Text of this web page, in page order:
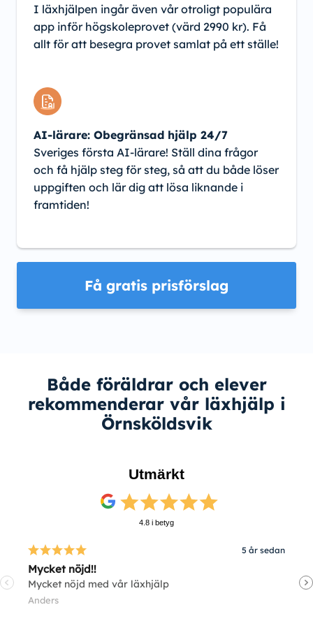
I läxhjälpen ingår även vår otroligt populära
app inför högskoleprovet (värd 2990 kr). Få
allt för att besegra provet samlat på ett ställe!
AI-lärare: Obegränsad hjälp 24/7
Sveriges första AI-lärare! Ställ dina frågor
och få hjälp steg för steg, så att du både löser
uppgiften och lär dig att lösa liknande i
framtiden!
Få gratis prisförslag
Både föräldrar och elever
rekommenderar vår läxhjälp i
Örnsköldsvik
Utmärkt
4.8 i betyg
5 år sedan
Mycket nöjd!!
Mycket nöjd med vår läxhjälp
Anders